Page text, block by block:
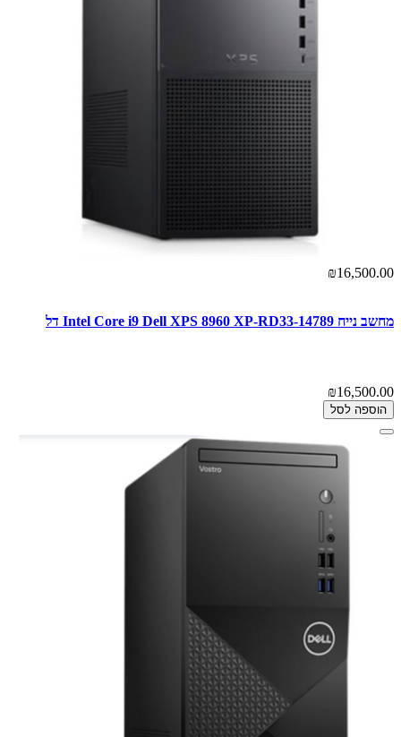
₪16,500.00
מחשב נייח Intel Core i9 Dell XPS 8960 XP-RD33-14789 דל
₪16,500.00
הוספה לסל